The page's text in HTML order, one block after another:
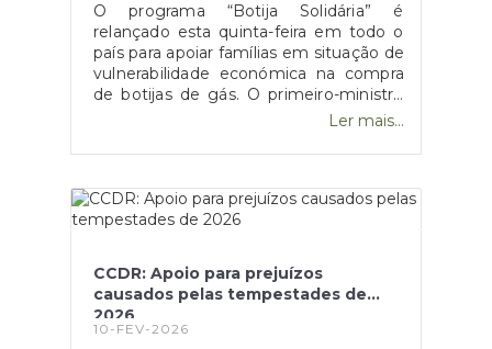
O programa “Botija Solidária” é
relançado esta quinta-feira em todo o
país para apoiar famílias em situação de
vulnerabilidade económica na compra
de botijas de gás. O primeiro-ministro
Luís Montenegro anunciou o aumento
durante os próximos três meses,
da guerra no Médio Oriente.
Ler mais...
CCDR: Apoio para prejuízos
causados pelas tempestades de
2026
10-FEV-2026